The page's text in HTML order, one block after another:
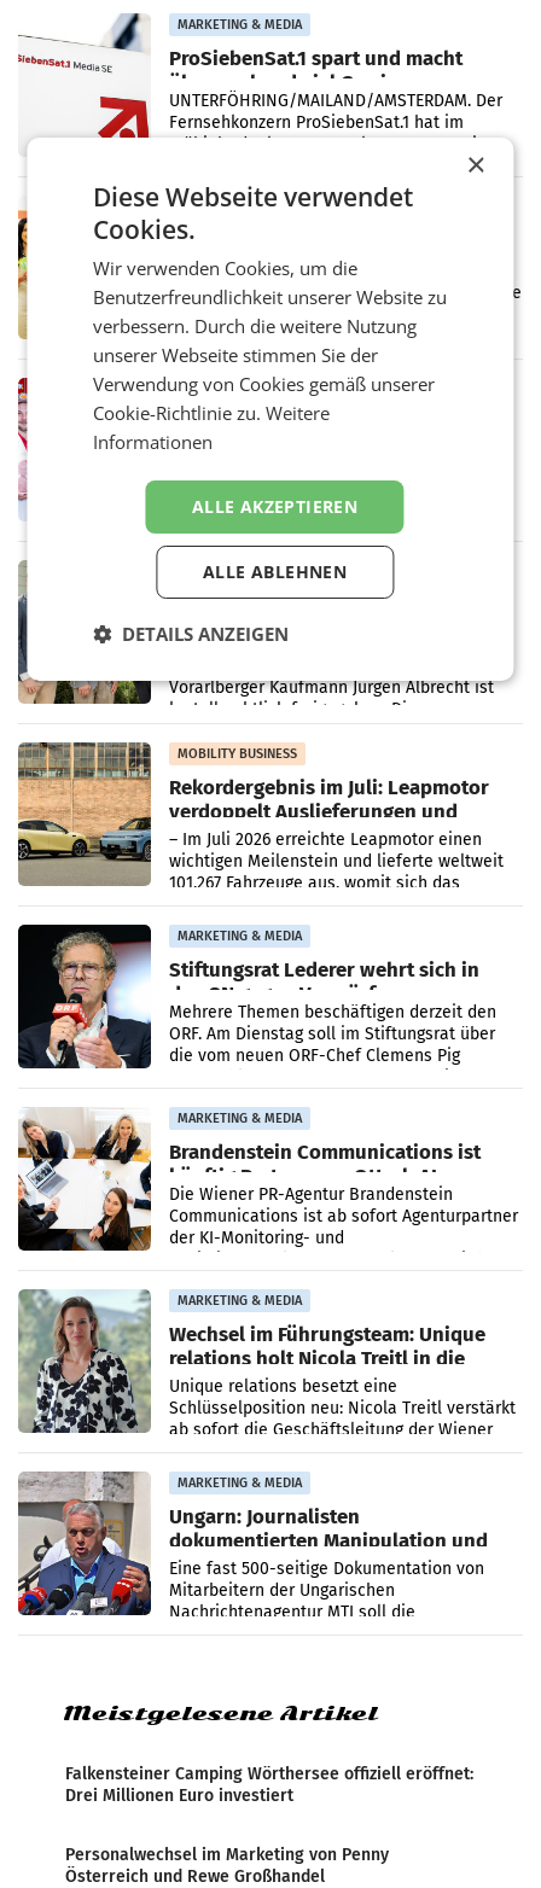
Vergleichszeitraum
MARKETING & MEDIA
ProSiebenSat.1 spart und macht
überraschend viel Gewinn
UNTERFÖHRING/MAILAND/AMSTERDAM. Der
Fernsehkonzern ProSiebenSat.1 hat im
Frühjahr dank Kostensenkungen operativ
Markterwartung deutlich übertroffen.
RETAIL
Eine Bühne für Zirkularität: ARA und
Müller informieren am POS über
Kreislauffähigkeit
Über den gesamten August hinweg rücken die
Altstoff Recycling Austria AG (ARA) und der
Handelskonzern Müller die Initiative
„Kreislauf-Helden“ in allen österreichischen
Müller-Filialen
RETAIL
Penny modernisiert zwei Filialen in
Ober- und Niederösterreich
laufenden Modernisierungsoffensive
erneuert Penny zwei Filialen in Nieder- und
Oberösterreich. Die beiden Standorte liegen
in Haag sowie im rund
RETAIL
Alles bereit für den Wechsel: Jürgen
Albrecht setzt ab 1.1.2027 auf Adeg
WIENER NEUDORF. – Die geplante
Vorarlberger Kaufmann Jürgen Albrecht ist
kartellrechtlich freigegeben: Die
Bundeswettbewerbsbehörde und der
Bundeskartellanwalt
MOBILITY BUSINESS
Rekordergebnis im Juli: Leapmotor
verdoppelt Auslieferungen und
überschreitet die 100.000er-Marke
– Im Juli 2026 erreichte Leapmotor einen
wichtigen Meilenstein und lieferte weltweit
101.267 Fahrzeuge aus, womit sich das
Ergebnis gegenüber Juli 2025 mehr als
verdoppelte (+102
MARKETING & MEDIA
Stiftungsrat Lederer wehrt sich in
den SN gegen Vorwürfe
Mehrere Themen beschäftigen derzeit den
ORF. Am Dienstag soll im Stiftungsrat über
die vom neuen ORF-Chef Clemens Pig
MARKETING & MEDIA
Brandenstein Communications ist
künftig Partner von OtterlyAI
Die Wiener PR-Agentur Brandenstein
Communications ist ab sofort Agenturpartner
der KI-Monitoring- und
MARKETING & MEDIA
Wechsel im Führungsteam: Unique
relations holt Nicola Treitl in die
Geschäftsleitung
Unique relations besetzt eine
Schlüsselposition neu: Nicola Treitl verstärkt
ab sofort die Geschäftsleitung der Wiener
PR-Agentur an der Seite von Josef Kalina und
Anna Kalina-Mahr.
MARKETING & MEDIA
Ungarn: Journalisten
dokumentierten Manipulation und
Zensur
Eine fast 500-seitige Dokumentation von
Mitarbeitern der Ungarischen
Nachrichtenagentur MTI soll die
systematische Nachrichten-Manipulation und
Meistgelesene Artikel
Falkensteiner Camping Wörthersee offiziell eröffnet:
Drei Millionen Euro investiert
Personalwechsel im Marketing von Penny
Österreich und Rewe Großhandel
×
Diese Webseite verwendet
Cookies.
Wir verwenden Cookies, um die
Benutzerfreundlichkeit unserer Website zu
verbessern. Durch die weitere Nutzung
unserer Webseite stimmen Sie der
Verwendung von Cookies gemäß unserer
Cookie-Richtlinie zu.Weitere
Informationen
ALLE AKZEPTIEREN
ALLE ABLEHNEN
DETAILS ANZEIGEN